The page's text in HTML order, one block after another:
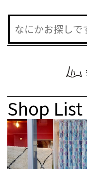
Shop List